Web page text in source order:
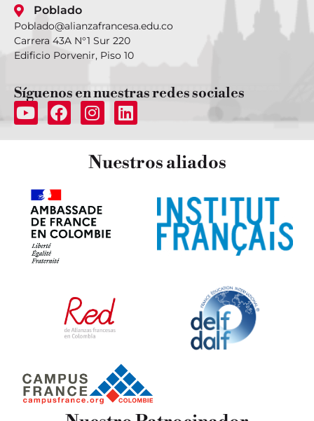
Poblado
Poblado@alianzafrancesa.edu.co
Carrera 43A N°1 Sur 220
Edificio Porvenir, Piso 10
Síguenos en nuestras redes sociales
Nuestrosaliados